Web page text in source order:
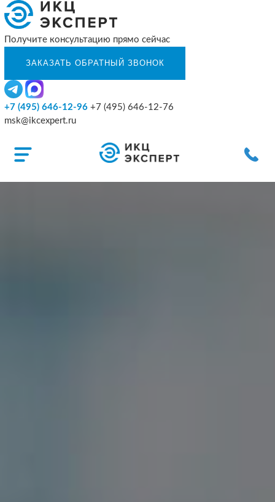
Получите консультацию прямо сейчас
+7 (495) 646-12-96 +7 (495) 646-12-76
msk@ikcexpert.ru